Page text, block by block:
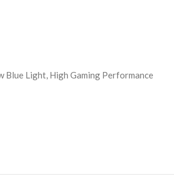
Light, High Gaming Performance